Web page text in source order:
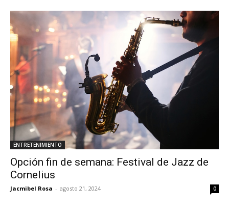
ENTRETENIMIENTO
Opción fin de semana: Festival de Jazz de
Cornelius
Jacmibel Rosa - agosto 21, 2024 0